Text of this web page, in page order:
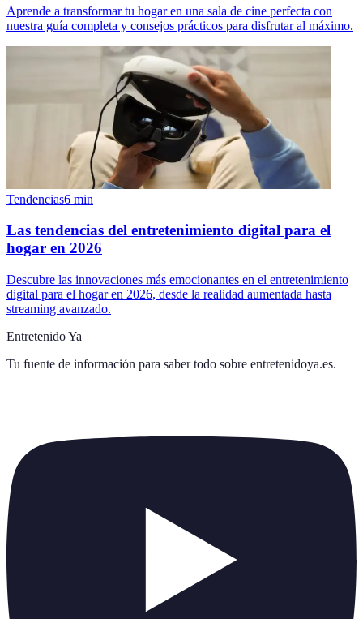
Aprende a transformar tu hogar en una sala de cine perfecta con
nuestra guía completa y consejos prácticos para disfrutar al máximo.
Tendencias6 min
Las tendencias del entretenimiento digital para el
hogar en 2026
Descubre las innovaciones más emocionantes en el entretenimiento
digital para el hogar en 2026, desde la realidad aumentada hasta
streaming avanzado.
Entretenido Ya
Tu fuente de información para saber todo sobre entretenidoya.es.